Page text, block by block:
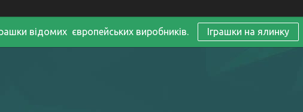
відомих європейських виробників. Іграшки на ялинку